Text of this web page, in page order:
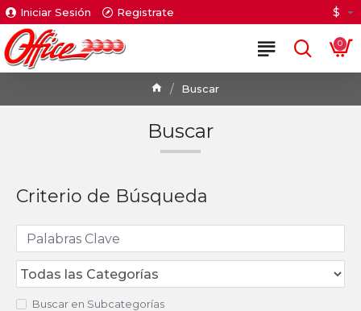
Iniciar Sesión Registrate $
0
Buscar
Buscar
Criterio de Búsqueda
Buscar en Subcategorías